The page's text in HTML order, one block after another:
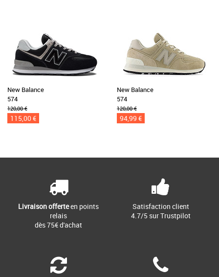
New Balance
574
120,00 €
115,00 €
New Balance
574
120,00 €
94,99 €
Livraison offerteen points
relais
dès 75€ d'achat
Satisfaction client
4.7/5 sur Trustpilot